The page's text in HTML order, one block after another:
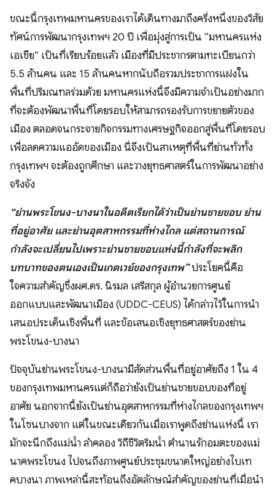
​ขณะนี้กรุงเทพมหานครของเราได้เดินทางมาถึงครึ่งหนึ่งของวิสัย
ทัศน์การพัฒนากรุงเทพฯ 20 ปี เพื่อมุ่งสู่การเป็น “มหานครแห่ง
เอเชีย” เป็นที่เรียบร้อยแล้ว เมืองที่มีประชากรตามทะเบียนกว่า
5.5 ล้านคน และ 15 ล้านคนหากนับถือรวมประชาการแฝงใน
พื้นที่ปริมณฑลร่วมด้วย มหานครแห่งนี้จึงมีความจำเป็นอย่างมาก
ที่จะต้องพัฒนาพื้นที่โดยรอบให้สามารถรองรับการขยายตัวของ
เมือง ตลอดจนกระจายกิจกรรมทางเศรษฐกิจออกสู่พื้นที่โดยรอบ
เพื่อลดความแออัดของเมือง นี่จึงเป็นสาเหตุที่พื้นที่ย่านทั่วทั้ง
กรุงเทพฯ จะต้องถูกศึกษา และวางยุทธศาสตร์ในการพัฒนาอย่าง
จริงจัง
“ย่านพระโขนง-บางนาในอดีตเรียกได้ว่าเป็นย่านชายขอบ ย่าน
ที่อยู่อาศัย และย่านอุตสาหกรรมที่ห่างไกล แต่สถานการณ์
กำลังจะเปลี่ยนไปเพราะย่านชายขอบแห่งนี้กำลังที่จะพลิก
บทบาทของตนเองเป็นเกตเวย์ของกรุงเทพ”ประโยคนี้คือ
ใจความสำคัญซึ่งผศ.ดร. นิรมล เสรีสกุล ผู้อำนวยการศูนย์
ออกแบบและพัฒนาเมือง (UDDC-CEUS) ได้กล่าวไว้ในการนำ
เสนอประเด็นเชิงพื้นที่ และข้อเสนอเชิงยุทธศาสตร์ของย่าน
พระโขนง-บางนา
​ปัจจุบันย่านพระโขนง-บางนามีสัดส่วนพื้นที่อยู่อาศัยถึง 1 ใน 4
ของกรุงเทพมหานครแต่ก็ถือว่ายังเป็นย่านชายขอบของที่อยู่
อาศัย นอกจากนี้ยังเป็นย่านอุตสาหกรรมที่ห่างไกลของกรุงเทพฯ
ในโซนบางจาก แต่ในขณะเดียวกันเมื่อเราพูดถึงย่านแห่งนี้ เรา
มักจะนึกถึงแม่น้ำ ลำคลอง วิถีชีวิตริมน้ำ ตำนานรักอมตะของแม่
นาคพระโขนง ไปจนถึงภาพศูนย์ประชุมขนาดใหญ่อย่างไบเท
คบางนา ภาพเหล่านี้สะท้อนถึงอัตลักษณ์สำคัญของย่านที่เมื่อนำ